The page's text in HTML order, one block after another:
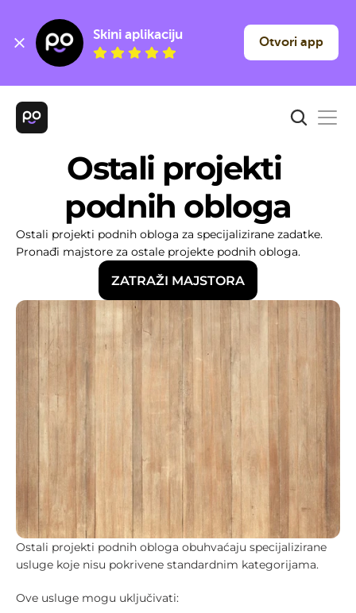
Skini aplikaciju Otvori app
Ostali projekti
podnih obloga
Ostali projekti podnih obloga za specijalizirane zadatke.
Pronađi majstore za ostale projekte podnih obloga.
ZATRAŽI MAJSTORA
Ostali projekti podnih obloga obuhvaćaju specijalizirane
usluge koje nisu pokrivene standardnim kategorijama.
Ove usluge mogu uključivati: